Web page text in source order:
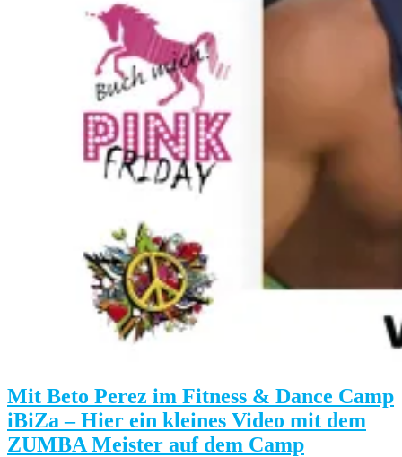
Mit Beto Perez im Fitness & Dance Camp
iBiZa – Hier ein kleines Video mit dem
ZUMBA Meister auf dem Camp